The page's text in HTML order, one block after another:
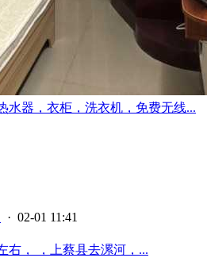
水器，衣柜，洗衣机，免费无线...
· 02-01 11:41
右， ，上蔡县去漯河，...